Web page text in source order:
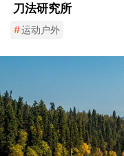
刀法研究所
#运动户外